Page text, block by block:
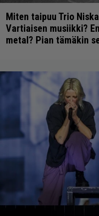
Miten taipuu Trio
Vartiaisen musiikki?
metal? Pian tämäkin